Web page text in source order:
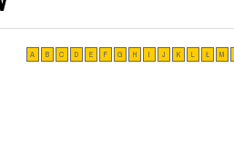
A B C D E F G H I J K L Ł M